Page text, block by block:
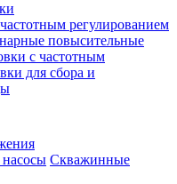
регулированием
повысительные
с частотным
для сбора и
Скважинные